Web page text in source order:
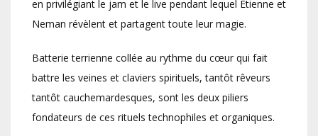
en privilégiant le jam et le live pendant lequel Etienne et
Neman révèlent et partagent toute leur magie.
Batterie terrienne collée au rythme du cœur qui fait
battre les veines et claviers spirituels, tantôt rêveurs
tantôt cauchemardesques, sont les deux piliers
fondateurs de ces rituels technophiles et organiques.